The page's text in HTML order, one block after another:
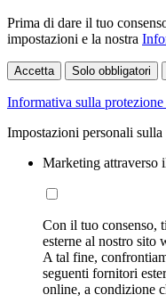
Prima di dare il tuo
impostazioni e la nostra
Accetta Solo obbligatori
Informativa sulla protezione
Impostazioni personali
Marketing attraverso
Con il tuo consenso,
esterne al nostro sito
A tal fine,
seguenti fornitori
online, a condizione